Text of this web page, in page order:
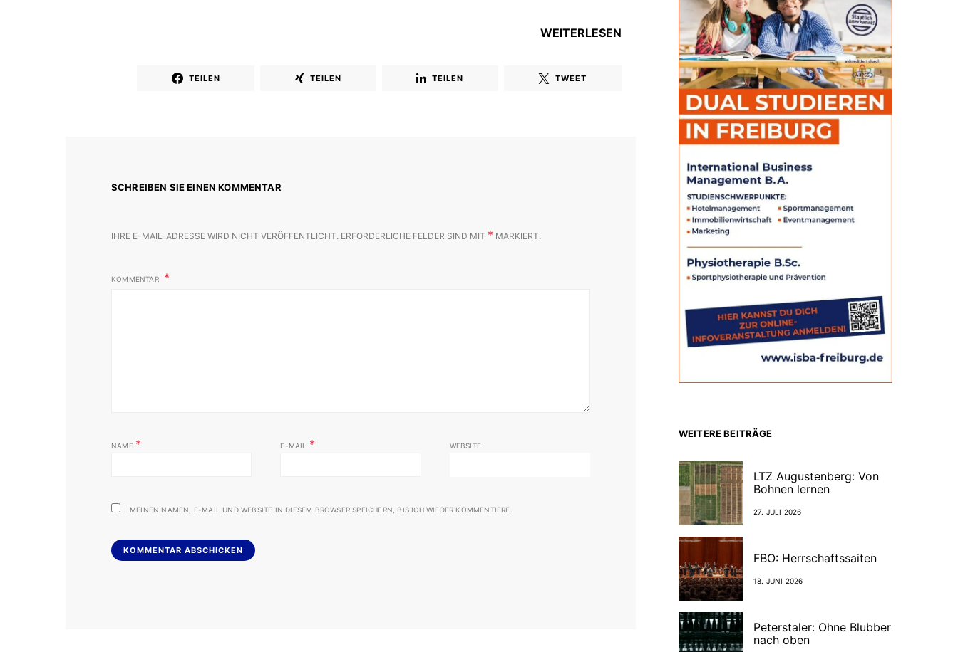
WEITERLESEN
TEILEN TEILEN TEILEN TWEET
SCHREIBEN SIE EINEN KOMMENTAR
IHRE E-MAIL-ADRESSE WIRD NICHT VERÖFFENTLICHT. ERFORDERLICHE FELDER SIND MIT * MARKIERT.
KOMMENTAR
NAME * E-MAIL * WEBSITE
MEINEN NAMEN, E-MAIL UND WEBSITE IN DIESEM BROWSER SPEICHERN, BIS ICH WIEDER KOMMENTIERE.
WEITERE BEITRÄGE
LTZ Augustenberg: Von
Bohnen lernen
27. JULI 2026
FBO: Herrschaftssaiten
18. JUNI 2026
Peterstaler: Ohne Blubber
nach oben